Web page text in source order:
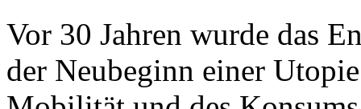
Vor 30 Jahren wurde das
der Neubeginn einer